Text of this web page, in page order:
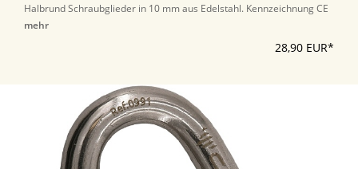
Halbrund Schraubglieder in 10 mm aus Edelstahl. Kennzeichnung CE
mehr
28,90 EUR*